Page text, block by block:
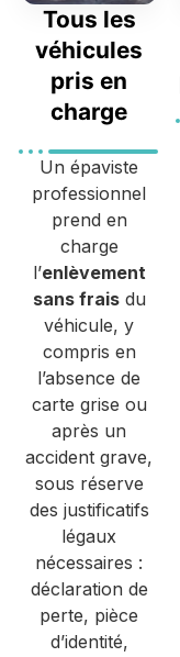
Tous les
véhicules
pris en
charge
Un épaviste
professionnel
prend en
charge
l’enlèvement
sans fraisdu
véhicule, y
compris en
l’absence de
carte grise ou
après un
accident grave,
sous réserve
des justificatifs
légaux
nécessaires :
déclaration de
perte, pièce
d’identité,